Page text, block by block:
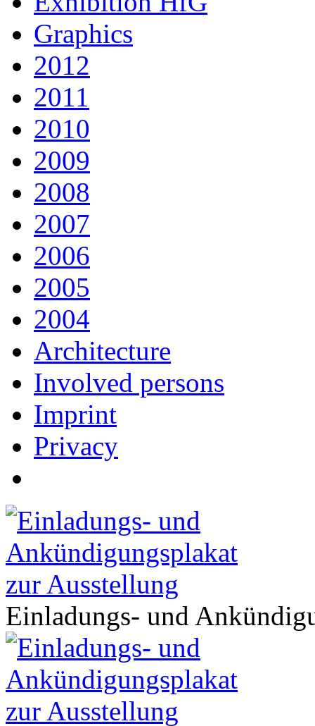
Graphics
2012
2011
2010
2009
2008
2007
2006
2005
2004
Architecture
Involved persons
Imprint
Privacy
Einladungs- und